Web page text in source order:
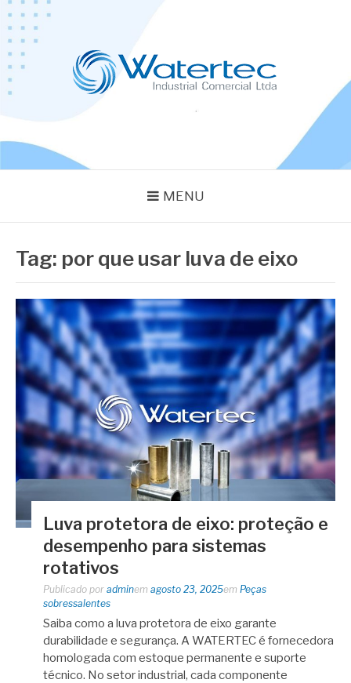
Pular
para
conteúdo
MENU
Tag: por que usar luva de eixo
Luva protetora de eixo: proteção e
desempenho para sistemas
rotativos
Publicado por adminem agosto 23, 2025em Peças
sobressalentes
Saiba como a luva protetora de eixo garante
durabilidade e segurança. A WATERTEC é fornecedora
homologada com estoque permanente e suporte
técnico. No setor industrial, cada componente